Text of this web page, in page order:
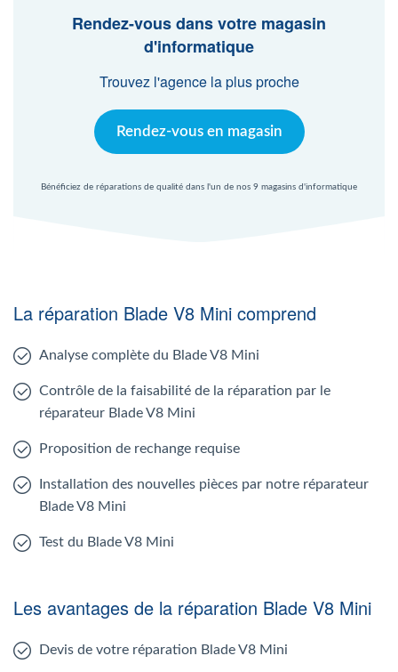
Rendez-vous dans votre magasin
d'informatique
Trouvez l'agence la plus proche
Rendez-vous en magasin
Bénéficiez de réparations de qualité dans l'un de nos 9 magasins d'informatique
La réparation Blade V8 Mini comprend
Analyse complète du Blade V8 Mini
Contrôle de la faisabilité de la réparation par le
réparateur Blade V8 Mini
Proposition de rechange requise
Installation des nouvelles pièces par notre réparateur
Blade V8 Mini
Test du Blade V8 Mini
Les avantages de la réparation Blade V8 Mini
Devis de votre réparation Blade V8 Mini